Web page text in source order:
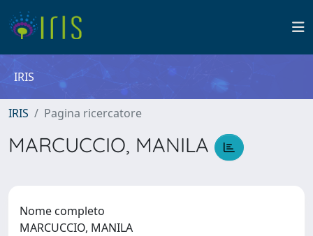
IRIS
IRIS Pagina ricercatore
MARCUCCIO, MANILA
Nome completo
MARCUCCIO, MANILA